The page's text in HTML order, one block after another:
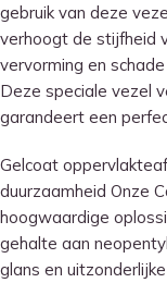
gebruik van deze
verhoogt de stijfheid
vervorming en
Deze speciale vezel
garandeert een
Gelcoat
duurzaamheid Onze
hoogwaardige
gehalte aan
glans en